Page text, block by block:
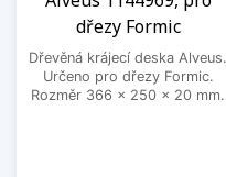
dřezy Formic
Dřevěná krájecí deska Alveus.
Určeno pro dřezy Formic.
Rozměr 366 x 250 x 20 mm.